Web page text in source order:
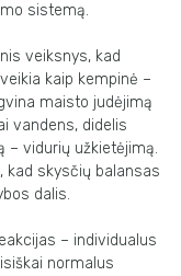
sistemą.
veiksnys, kad
kaip kempinė –
maisto judėjimą
vandens, didelis
– vidurių užkietėjimą.
kad skysčių balansas
dalis.
– individualus
normalus